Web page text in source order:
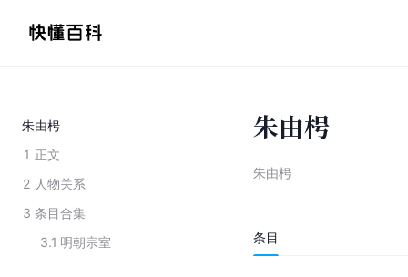
朱由枵
1 正文
2 人物关系
3 条目合集
3.1 明朝宗室
朱由枵
朱由枵
条目